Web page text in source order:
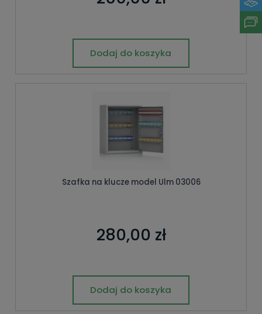
Dodaj do koszyka
Szafka na klucze model Ulm 03006
280,00 zł
Dodaj do koszyka